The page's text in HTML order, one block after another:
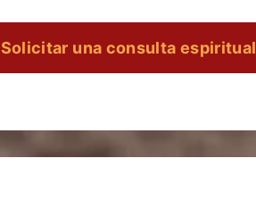
Solicitar una consulta espiritual